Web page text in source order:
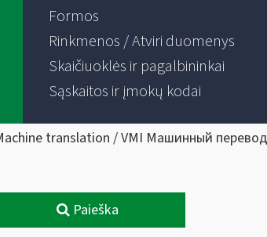
Formos
Rinkmenos / Atviri duomenys
Skaičiuoklės ir pagalbininkai
Sąskaitos ir įmokų kodai
translation / VMI Машинный
Paieška